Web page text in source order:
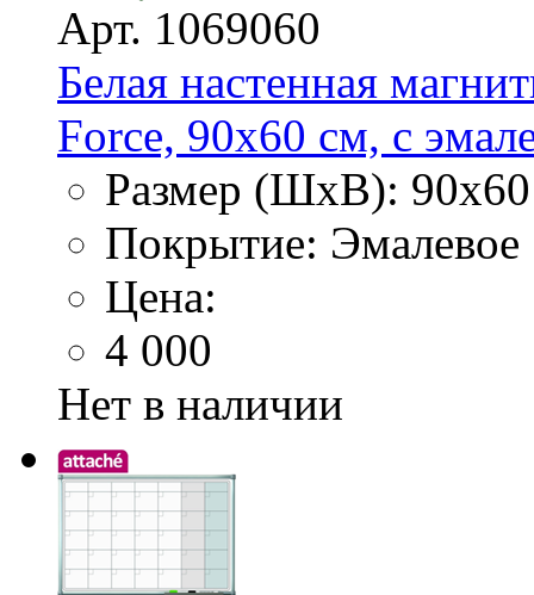
Арт. 1069060
Белая настенная
Force, 90х60 см, с
Размер (ШхВ):
Покрытие: Эмалевое
Цена:
4 000
Нет в наличии